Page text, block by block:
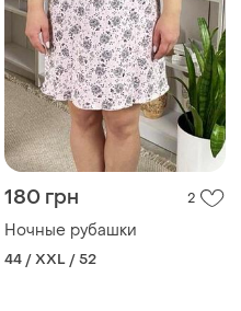
180 грн 2
Ночные рубашки
44 / XXL / 52